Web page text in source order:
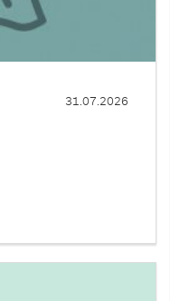
31.07.2026